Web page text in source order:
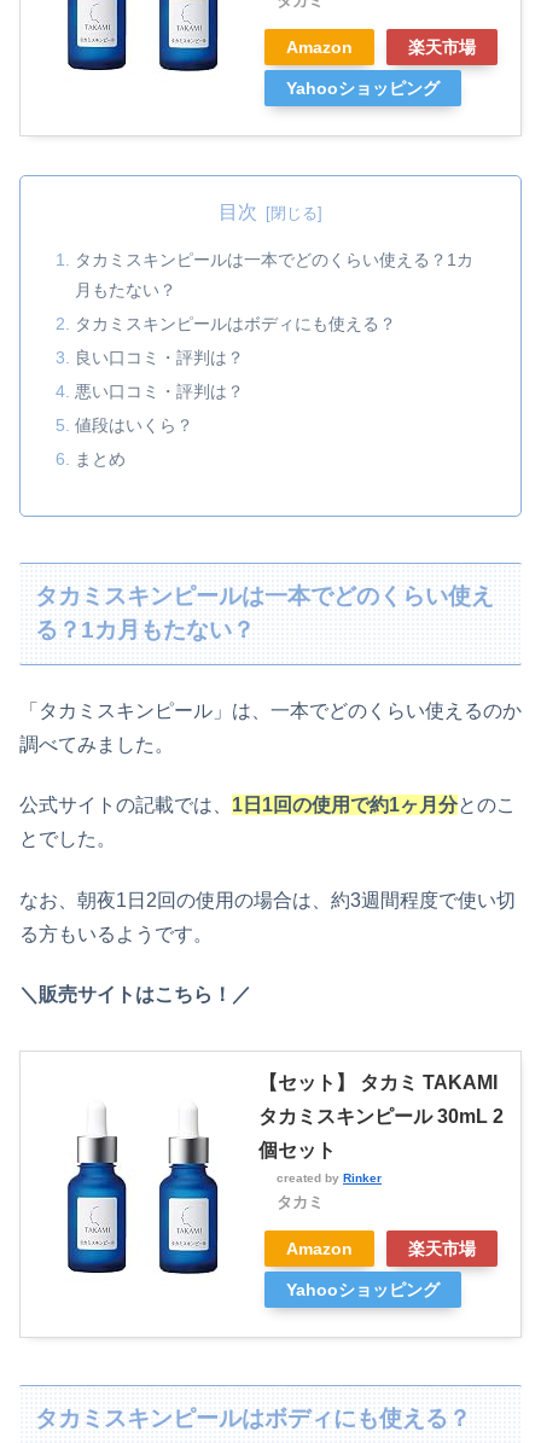
Amazon 楽天市場
Yahooショッピング
目次
タカミスキンピールは一本でどのくらい使える？1カ
月もたない？
タカミスキンピールはボディにも使える？
良い口コミ・評判は？
悪い口コミ・評判は？
値段はいくら？
まとめ
タカミスキンピールは一本でどのくらい使え
る？1カ月もたない？
「タカミスキンピール」は、一本でどのくらい使えるのか
調べてみました。
公式サイトの記載では、 1日1回の使用で約1ヶ月分とのこ
とでした。
なお、朝夜1日2回の使用の場合は、約3週間程度で使い切
る方もいるようです。
＼販売サイトはこちら！／
【セット】 タカミ TAKAMI
タカミスキンピール 30mL 2
個セット
created by Rinker
タカミ
Amazon 楽天市場
Yahooショッピング
タカミスキンピールはボディにも使える？